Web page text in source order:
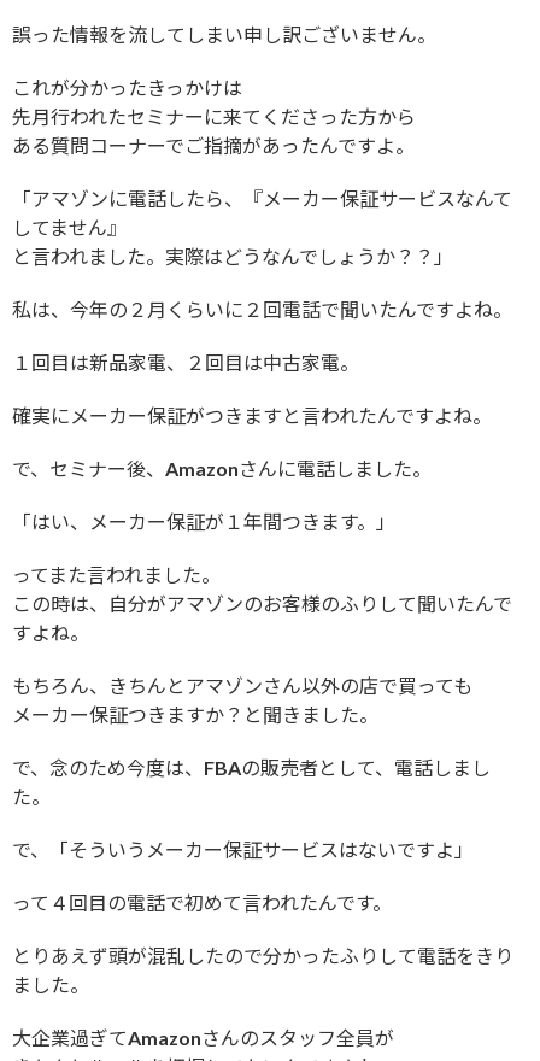
誤った情報を流してしまい申し訳ございません。
これが分かったきっかけは
先月行われたセミナーに来てくださった方から
ある質問コーナーでご指摘があったんですよ。
「アマゾンに電話したら、『メーカー保証サービスなんて
してません』
と言われました。実際はどうなんでしょうか？？」
私は、今年の２月くらいに２回電話で聞いたんですよね。
１回目は新品家電、２回目は中古家電。
確実にメーカー保証がつきますと言われたんですよね。
で、セミナー後、Amazonさんに電話しました。
「はい、メーカー保証が１年間つきます。」
ってまた言われました。
この時は、自分がアマゾンのお客様のふりして聞いたんで
すよね。
もちろん、きちんとアマゾンさん以外の店で買っても
メーカー保証つきますか？と聞きました。
で、念のため今度は、FBAの販売者として、電話しまし
た。
で、「そういうメーカー保証サービスはないですよ」
って４回目の電話で初めて言われたんです。
とりあえず頭が混乱したので分かったふりして電話をきり
ました。
大企業過ぎてAmazonさんのスタッフ全員が